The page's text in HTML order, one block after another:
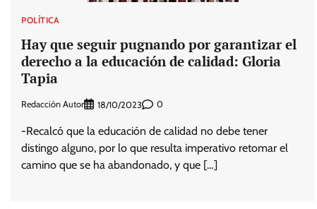
POLÍTICA
Hay que seguir pugnando por garantizar el
derecho a la educación de calidad: Gloria
Tapia
Redacción Autor 18/10/2023 0
-Recalcó que la educación de calidad no debe tener
distingo alguno, por lo que resulta imperativo retomar el
camino que se ha abandonado, y que […]